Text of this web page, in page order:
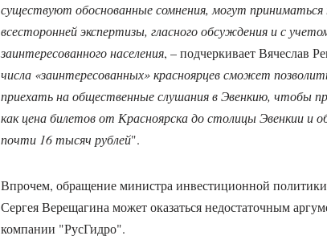
существуют обоснованные сомнения, могут приниматься
всесторонней экспертизы, гласного обсуждения и с
заинтересованного населения, – подчеркивает Вячеслав
числа «заинтересованных» красноярцев сможет
приехать на общественные слушания в Эвенкию, чтобы
как цена билетов от Красноярска до столицы Эвенкии и
почти 16 тысяч рублей".
Впрочем, обращение министра инвестиционной политики
Сергея Верещагина может оказаться недостаточным
компании "РусГидро".